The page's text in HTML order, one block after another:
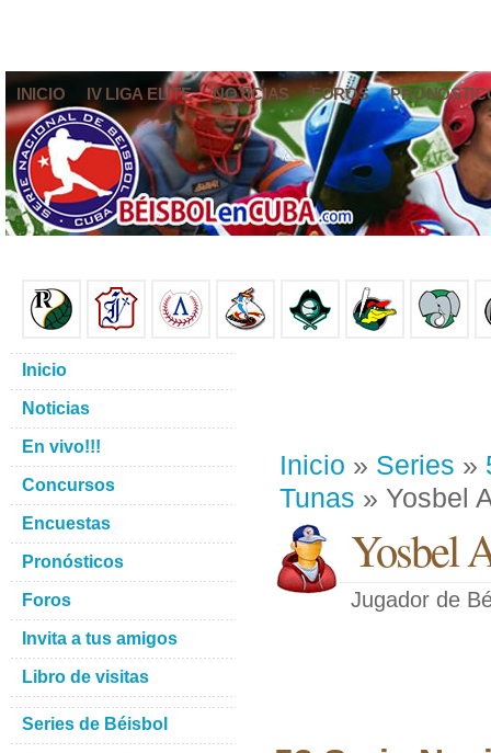
INICIO IV LIGA ELITE NOTICIAS FOROS
Inicio » Series »
Tunas » Yosbel
Yosbel
Jugador de
Inicio
Noticias
En vivo!!!
Concursos
Encuestas
Pronósticos
Foros
Invita a tus amigos
Libro de visitas
Series de Béisbol